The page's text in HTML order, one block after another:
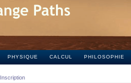
PHYSIQUE CALCUL PHILOSOPHIE
Inscription